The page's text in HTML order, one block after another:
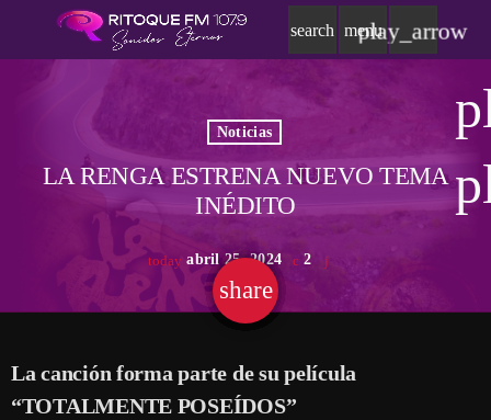
search menu
play_arrow
Noticias
LA RENGA ESTRENA NUEVO TEMA
INÉDITO
today abril 25, 2024 2
share
email
La canción forma parte de su película
“TOTALMENTE POSEÍDOS”